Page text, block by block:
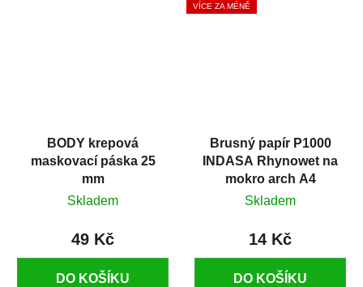
BODY krepová
maskovací páska 25
mm
Skladem
49 Kč
DO KOŠÍKU
VÍCE ZA MÉNĚ
Brusný papír P1000
INDASA Rhynowet na
mokro arch A4
Skladem
14 Kč
DO KOŠÍKU